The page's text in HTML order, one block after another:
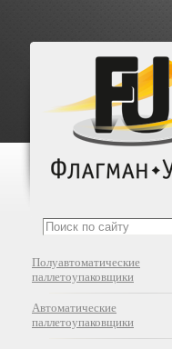
Полуавтоматические
паллетоупаковщики
Автоматические
паллетоупаковщики